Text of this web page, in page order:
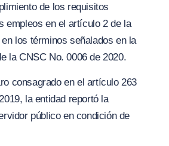
de los requisitos
empleos en el artículo 2 de la
los términos señalados en la
la CNSC No. 0006 de 2020.
consagrado en el artículo 263
la entidad reportó la
público en condición de